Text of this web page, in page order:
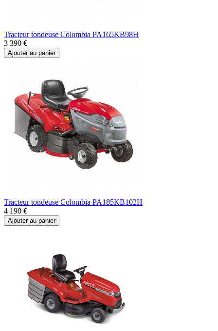
Tracteur tondeuse Colombia PA165KB98H
3 390 €
Ajouter au panier
Tracteur tondeuse Colombia PA185KB102H
4 190 €
Ajouter au panier